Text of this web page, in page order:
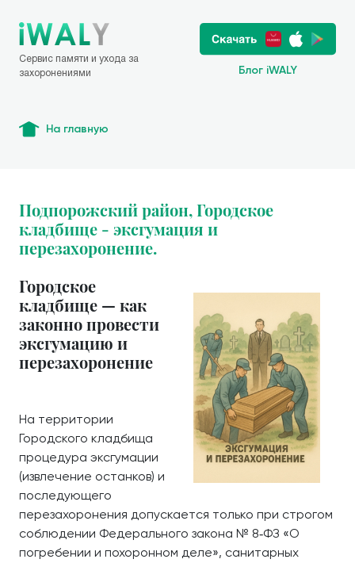
Сервис памяти и ухода за
захоронениями
Блог iWALY
На главную
Подпорожский район, Городское
кладбище - эксгумация и
перезахоронение.
Городское
кладбище — как
законно провести
эксгумацию и
перезахоронение
На территории
Городского кладбища
процедура эксгумации
(извлечение останков) и
последующего
перезахоронения допускается только при строгом
соблюдении Федерального закона № 8‑ФЗ «О
погребении и похоронном деле», санитарных